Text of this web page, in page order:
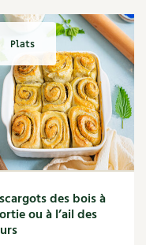
Plats
des bois à
ou à l’ail des